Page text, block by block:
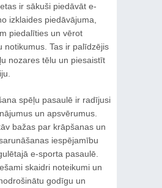
ir sākuši piedāvāt e-
izklaides piedāvājuma,
piedalīties un vērot
notikumus. Tas ir palīdzējis
nozares tēlu un piesaistīt
spēļu pasaulē ir radījusi
un apsvērumus.
bažas par krāpšanas un
iespējamību
e-sporta pasaulē.
skaidri noteikumi un
godīgu un